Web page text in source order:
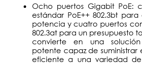
Ocho puertos Gigabit PoE:
estándar PoE++ 802.3bt
potencia y cuatro puertos
802.3at para un presupuesto
convierte en una
potente capaz de
eficiente a una variedad de